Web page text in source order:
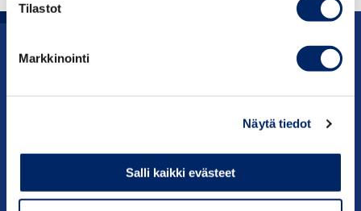
Tilastot
Markkinointi
Näytä tiedot
Salli kaikki evästeet
Contact information